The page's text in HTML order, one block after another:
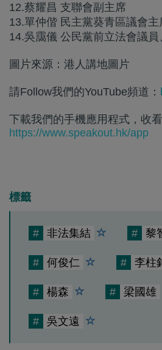
12.蔡耀昌 支聯會副主席
13.單仲偕 民主黨葵青區議會主
14.吳靄儀 公民黨前立法會議
圖片來源：港人講地圖片
請Follow我們的YouTube頻道：
下載我們的手機應用程式，收
https://www.speakout.hk/app
標籤
# 非法集結 # 黎
# 何俊仁 # 李柱
# 楊森 # 梁國雄
# 吳文遠